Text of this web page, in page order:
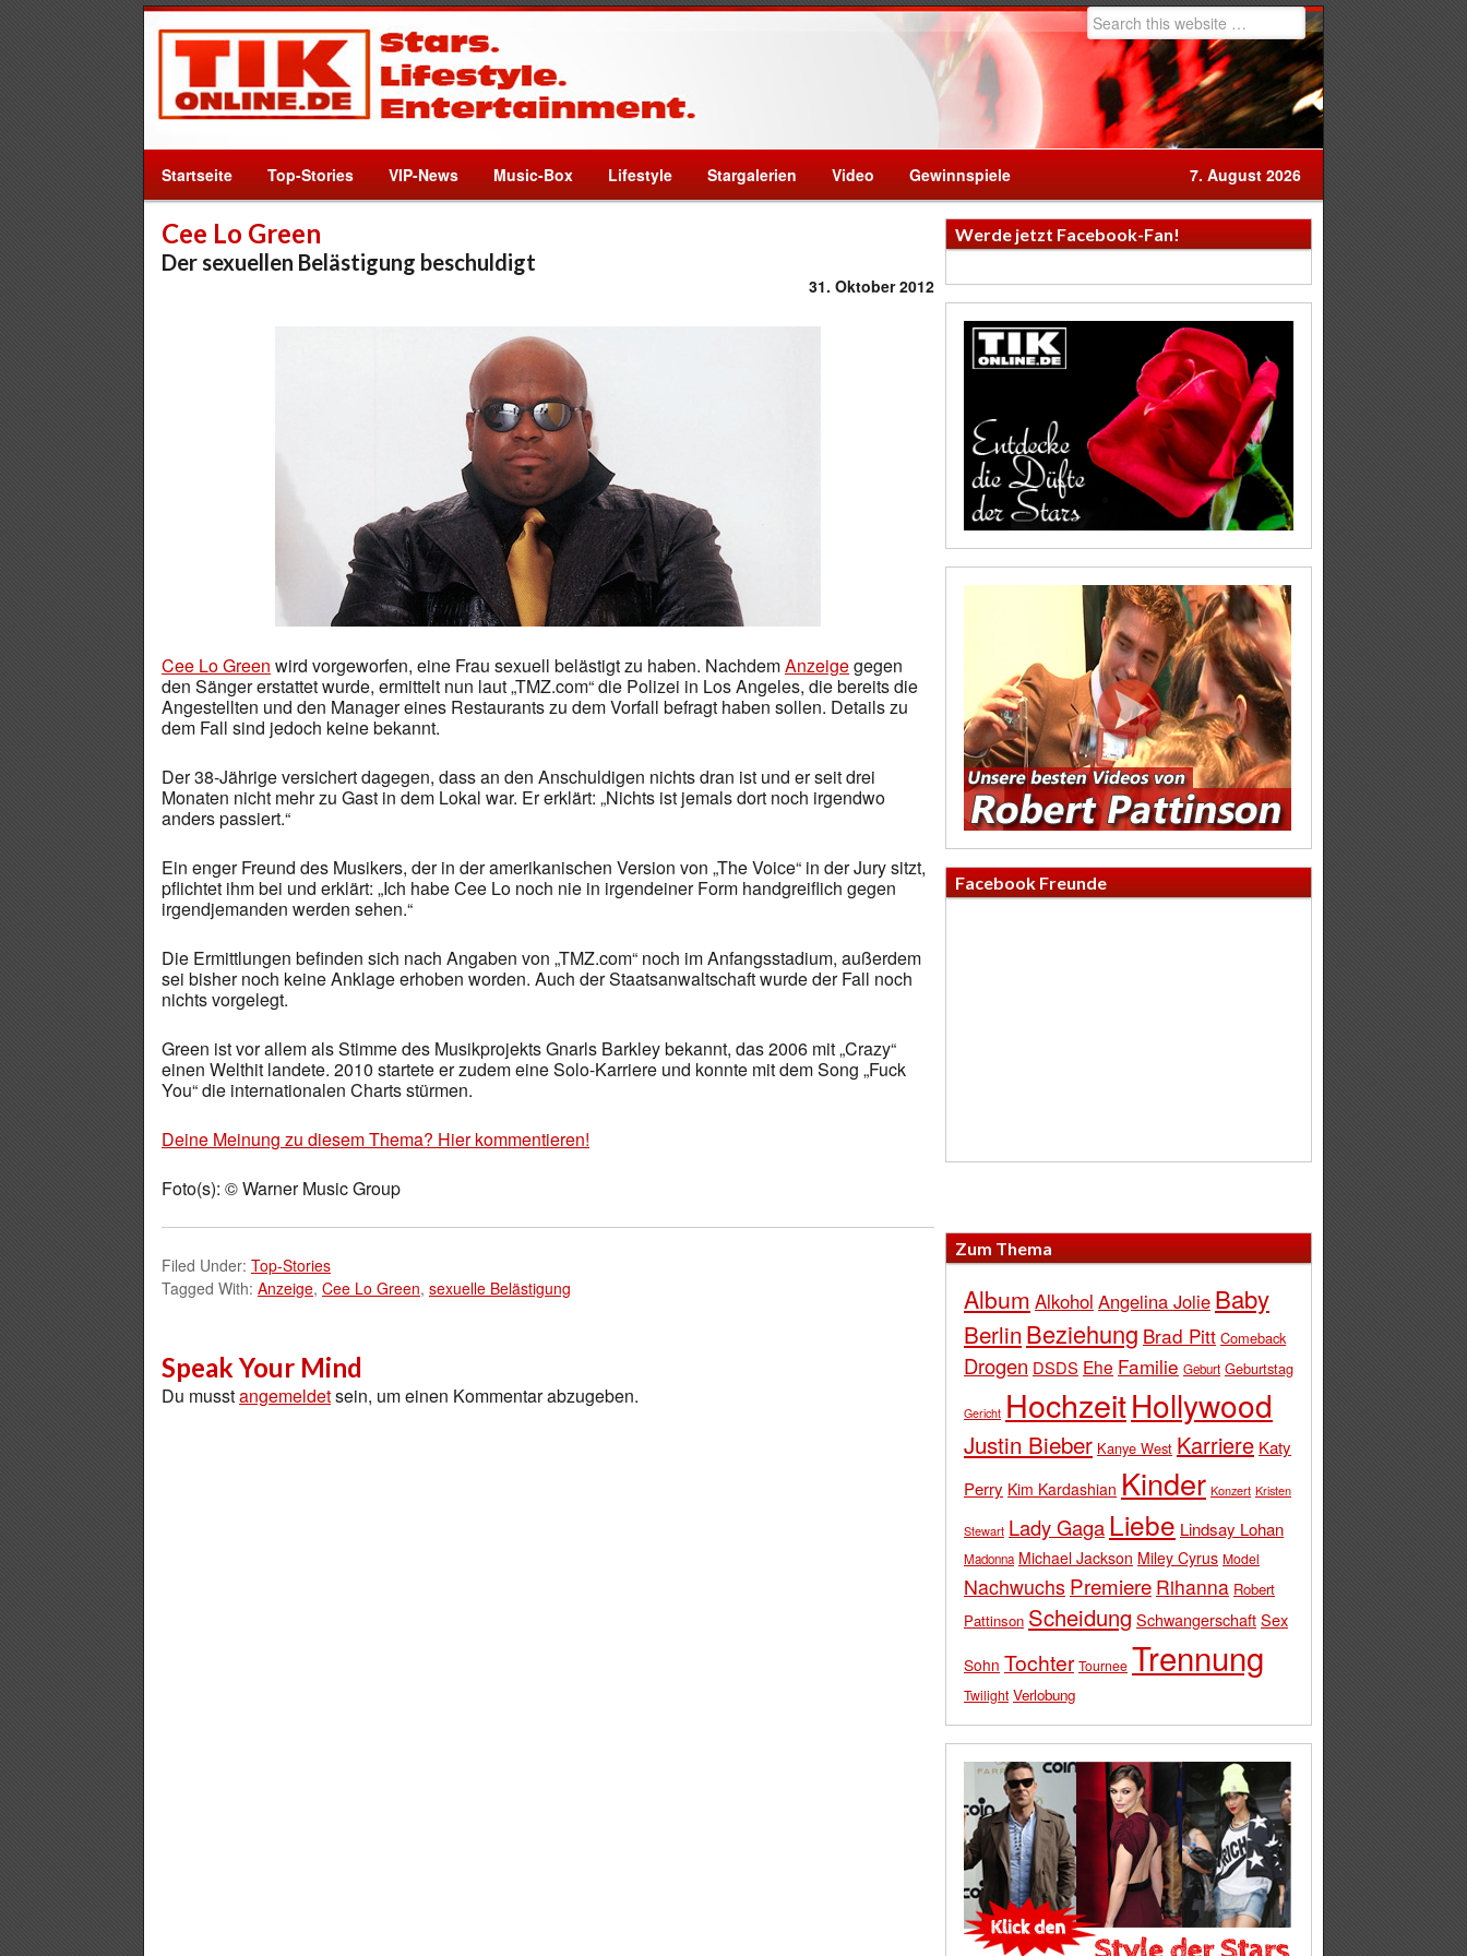
Startseite Top-Stories VIP-News Music-Box Lifestyle Stargalerien Video Gewinnspiele 7. August 2026
Cee Lo Green
Der sexuellen Belästigung beschuldigt
31. Oktober 2012
Cee Lo Green wird vorgeworfen, eine Frau sexuell belästigt zu haben. NachdemAnzeigegegen
den Sänger erstattet wurde, ermittelt nun laut „TMZ.com“ die Polizei in Los Angeles, die bereits die
Angestellten und den Manager eines Restaurants zu dem Vorfall befragt haben sollen. Details zu
dem Fall sind jedoch keine bekannt.
Der 38-Jährige versichert dagegen, dass an den Anschuldigen nichts dran ist und er seit drei
Monaten nicht mehr zu Gast in dem Lokal war. Er erklärt: „Nichts ist jemals dort noch irgendwo
anders passiert.“
Ein enger Freund des Musikers, der in der amerikanischen Version von „The Voice“ in der Jury sitzt,
pflichtet ihm bei und erklärt: „Ich habe Cee Lo noch nie in irgendeiner Form handgreiflich gegen
irgendjemanden werden sehen.“
Die Ermittlungen befinden sich nach Angaben von „TMZ.com“ noch im Anfangsstadium, außerdem
sei bisher noch keine Anklage erhoben worden. Auch der Staatsanwaltschaft wurde der Fall noch
nichts vorgelegt.
Green ist vor allem als Stimme des Musikprojekts Gnarls Barkley bekannt, das 2006 mit „Crazy“
einen Welthit landete. 2010 startete er zudem eine Solo-Karriere und konnte mit dem Song „Fuck
You“ die internationalen Charts stürmen.
Deine Meinung zu diesem Thema? Hier kommentieren!
Foto(s): © Warner Music Group
Filed Under: Top-Stories
Tagged With: Anzeige, Cee Lo Green, sexuelle Belästigung
Speak Your Mind
Du musstangemeldetsein, um einen Kommentar abzugeben.
Werde jetzt Facebook-Fan!
Facebook Freunde
Zum Thema
Album Alkohol Angelina Jolie Baby
Berlin Beziehung Brad Pitt Comeback
Drogen DSDS Ehe Familie Geburt Geburtstag
Gericht HochzeitHollywood
Justin Bieber Kanye West Karriere Katy
Perry Kim Kardashian Kinder Konzert Kristen
Stewart Lady Gaga Liebe Lindsay Lohan
Madonna Michael Jackson Miley Cyrus Model
Nachwuchs Premiere Rihanna Robert
Pattinson Scheidung SchwangerschaftSex
Sohn Tochter Tournee Trennung
Twilight Verlobung